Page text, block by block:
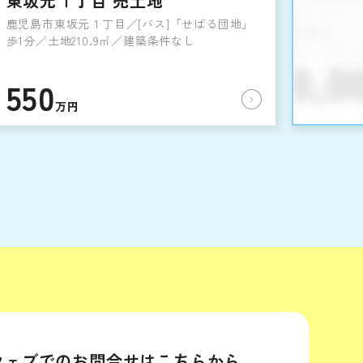
鹿児島市東坂元１丁目／[バス]「せばる団地」
歩1分／土地210.9㎡／建築条件なし
550万円